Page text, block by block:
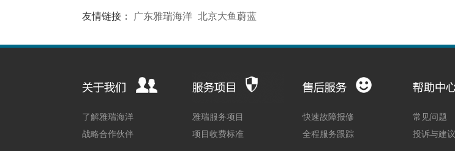
友情链接： 广东雅瑞海洋 北京大鱼蔚蓝
了解雅瑞海洋
战略合作伙伴
雅瑞服务项目
项目收费标准
快速故障报修
全程服务跟踪
常见问题
投诉与建议